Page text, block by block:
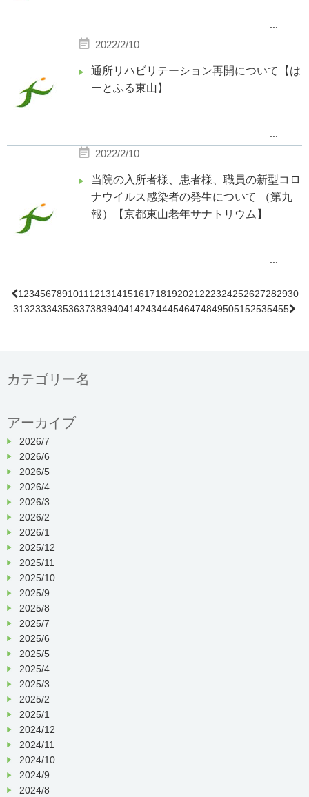
当院は引き続き感染拡大防止に全力で努
めてまいります。
ご利用者様・ご家族・関係者の皆様に
は、大変ご心配とご迷惑を
おかけし、お詫び申し上げます。
入院患者様4名、職員4名、
介護医療院の入所者様
ます。
検査結果等続報につきましては、随時
ホームページにてお知らせ致します。
...
2022/2/10
通所リハビリテーション再開について【は
ーとふる東山】
1月下旬頃より、当施設において新型コロナ
ウイルスの陽性者が発生し、
感染拡大防止のため、 2022
日より通
所リハビリテーションを
ご利用者様・ご家族・関係者の皆様には、大
したことをお詫び申し上げます。
...
2022/2/10
当院の入所者様、患者様、職員の新型コロ
ナウイルス感染者の発生について （第九
報）【京都東山老年サナトリウム】
2月10日(木)時点で、あらたに入院患
者様6名、職員5名が新型コロナウイ
ルス陽性で
京都市の指導の下、対応を進めており
ます。
...
1 234567891011 12131415161718192021 222324252627282930
31323334353637383940414243444546474849505152535455
カテゴリー名
アーカイブ
2026/7
2026/6
2026/5
2026/4
2026/3
2026/2
2026/1
2025/12
2025/11
2025/10
2025/9
2025/8
2025/7
2025/6
2025/5
2025/4
2025/3
2025/2
2025/1
2024/12
2024/11
2024/10
2024/9
2024/8